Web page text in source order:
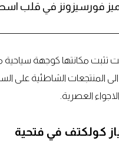
فورسيزونز في قلب
تثبت مكانتها كوجهة
المنتجعات الشاطئية على
العصرية.
كولكتف في فتحية